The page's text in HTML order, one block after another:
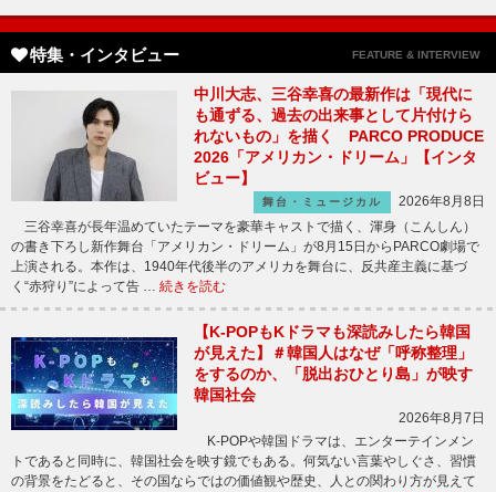
特集・インタビュー FEATURE & INTERVIEW
中川大志、三谷幸喜の最新作は「現代に
も通ずる、過去の出来事として片付けら
れないもの」を描く PARCO PRODUCE
2026「アメリカン・ドリーム」【インタ
ビュー】
舞台・ミュージカル
2026年8月8日
三谷幸喜が長年温めていたテーマを豪華キャストで描く、渾身（こんしん）
の書き下ろし新作舞台「アメリカン・ドリーム」が8月15日からPARCO劇場で
上演される。本作は、1940年代後半のアメリカを舞台に、反共産主義に基づ
く“赤狩り”によって告 … 続きを読む
【K-POPもKドラマも深読みしたら韓国
が見えた】＃韓国人はなぜ「呼称整理」
をするのか、「脱出おひとり島」が映す
韓国社会
2026年8月7日
K-POPや韓国ドラマは、エンターテインメン
トであると同時に、韓国社会を映す鏡でもある。何気ない言葉やしぐさ、習慣
の背景をたどると、その国ならではの価値観や歴史、人との関わり方が見えて